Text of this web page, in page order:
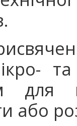
для
або